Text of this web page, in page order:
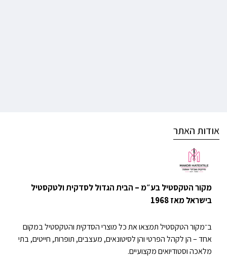
אודות האתר
מקור הטקסטיל בע״מ – הבית הגדול לסדקית ולטקסטיל
בישראל מאז 1968
ב־מקור הטקסטיל תמצאו את כל מוצרי הסדקית והטקסטיל במקום
אחד – הן לקהל הפרטי והן לסיטונאים, מעצבים, תופרות, חייטים, בתי
מלאכה וסטודיואים מקצועיים.